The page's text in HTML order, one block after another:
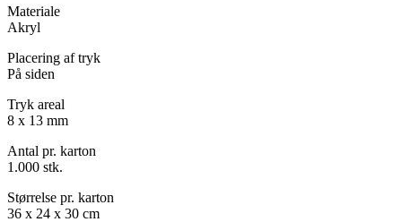
Materiale
Akryl
Placering af tryk
På siden
Tryk areal
8 x 13 mm
Antal pr. karton
1.000 stk.
Størrelse pr. karton
36 x 24 x 30 cm